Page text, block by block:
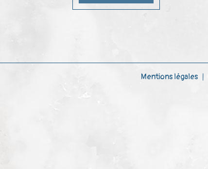
Mentions légales